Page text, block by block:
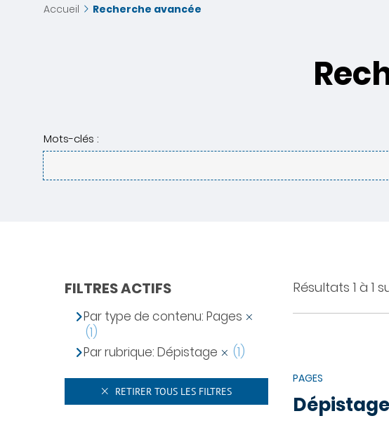
Accueil Recherche avancée
Mots-clés :
Résultats 1 à 1
PAGES
Dépistage
FILTRES ACTIFS
Par type de contenu: Pages
(1)
Par rubrique: Dépistage
(1)
RETIRER TOUS LES FILTRES